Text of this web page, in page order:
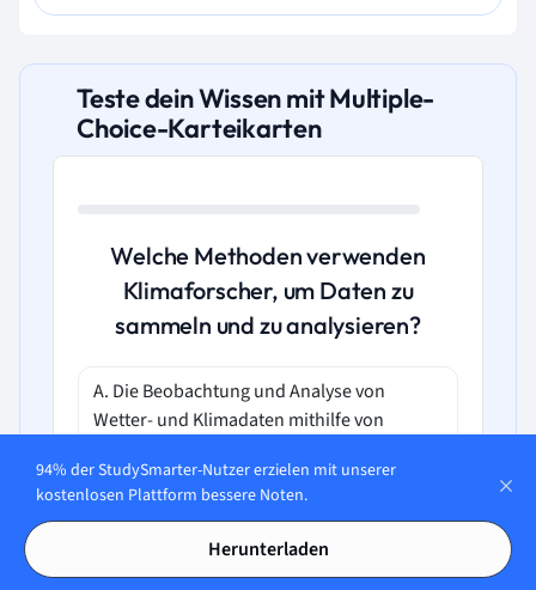
Teste dein Wissen mit Multiple-
Choice-Karteikarten
Welche Methoden verwenden
Klimaforscher, um Daten zu
sammeln und zu analysieren?
A. Die Beobachtung und Analyse von
Wetter- und Klimadaten mithilfe von
Umfragen, um Meinungen über den
94% der StudySmarter-Nutzer erzielen mit unserer
kostenlosen Plattform bessere Noten.
Herunterladen